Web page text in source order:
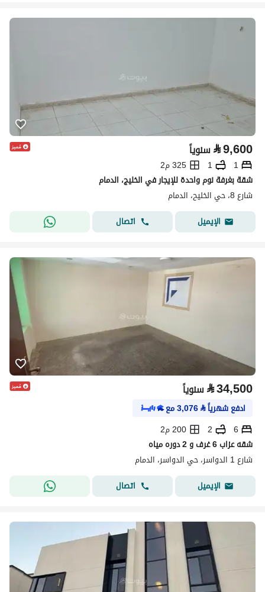
⃁9,600 سنوياً
1
1
325 م2
شقة بغرفة نوم واحدة للإيجار في الخليج، الدمام
شارع 8، حي الخليح، الدمام
الإيميل
اتصال
⃁34,500 سنوياً
ادفع شهرياً⃁
3,076مع
6
2
200 م2
شقه عزاب 6 غرف و 2 دوره مياه
شارع 1 الدواسر، حي الدواسر، الدمام
الإيميل
اتصال